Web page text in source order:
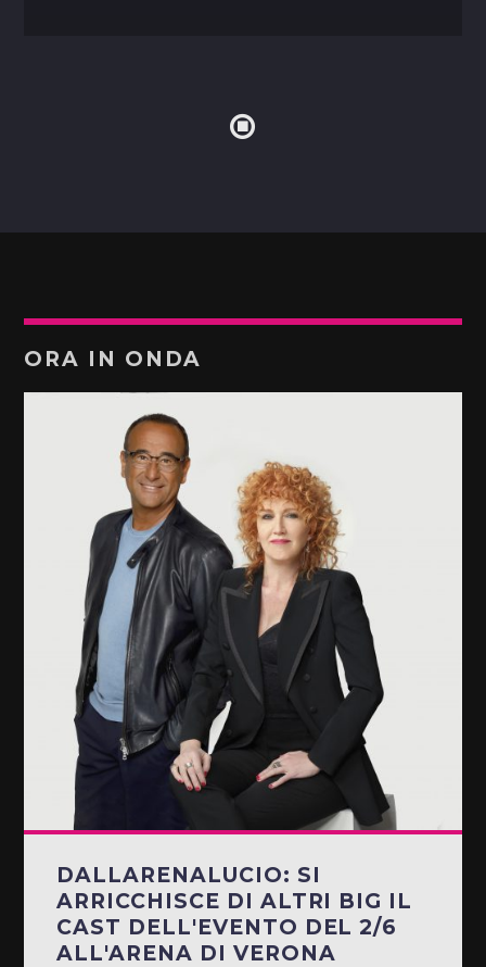
ORA IN ONDA
DALLARENALUCIO: SI
ARRICCHISCE DI ALTRI BIG IL
CAST DELL'EVENTO DEL 2/6
ALL'ARENA DI VERONA